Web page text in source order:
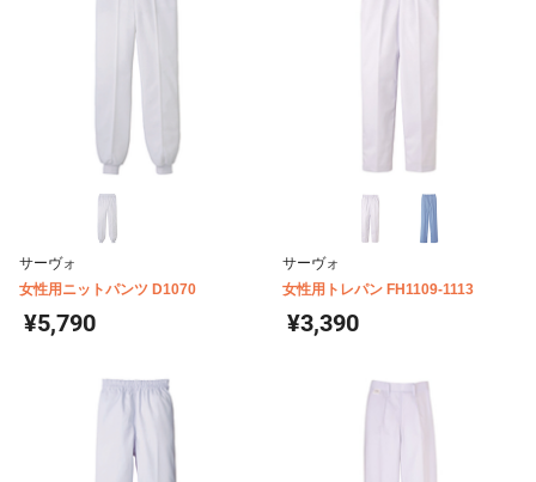
サーヴォ
女性用ニットパンツ D1070
¥5,790
サーヴォ
女性用トレパン FH1109-1113
¥3,390